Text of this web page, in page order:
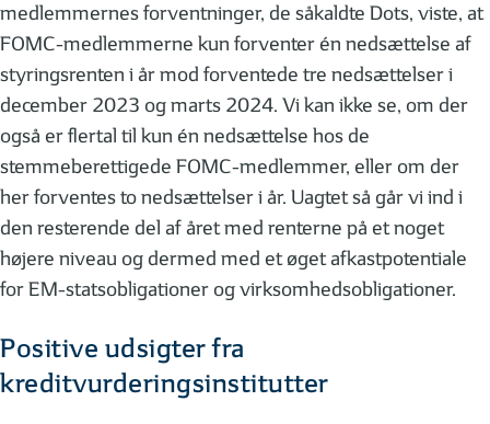
medlemmernes forventninger, de såkaldte Dots, viste, at
FOMC-medlemmerne kun forventer én nedsættelse af
styringsrenten i år mod forventede tre nedsættelser i
december 2023 og marts 2024. Vi kan ikke se, om der
også er flertal til kun én nedsættelse hos de
stemmeberettigede FOMC-medlemmer, eller om der
her forventes to nedsættelser i år. Uagtet så går vi ind i
den resterende del af året med renterne på et noget
højere niveau og dermed med et øget afkastpotentiale
for EM-statsobligationer og virksomhedsobligationer.
Positive udsigter fra
kreditvurderingsinstitutter